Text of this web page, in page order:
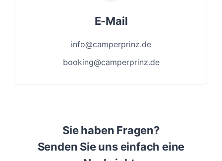
E-Mail
info@camperprinz.de
booking@camperprinz.de
Sie haben Fragen?
Senden Sie uns einfach eine